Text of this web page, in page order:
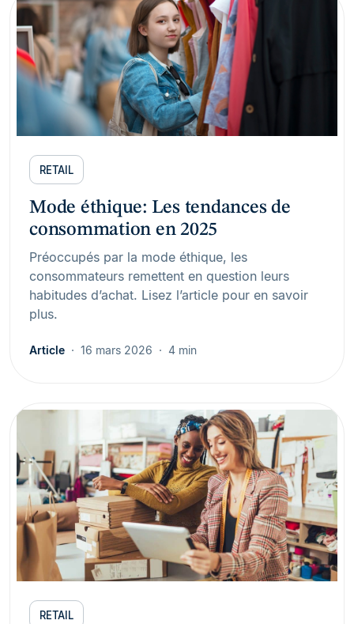
RETAIL
Mode éthique: Les tendances de
consommation en 2025
Préoccupés par la mode éthique, les
consommateurs remettent en question leurs
habitudes d’achat. Lisez l’article pour en savoir
plus.
Article 16 mars 2026 4 min
RETAIL